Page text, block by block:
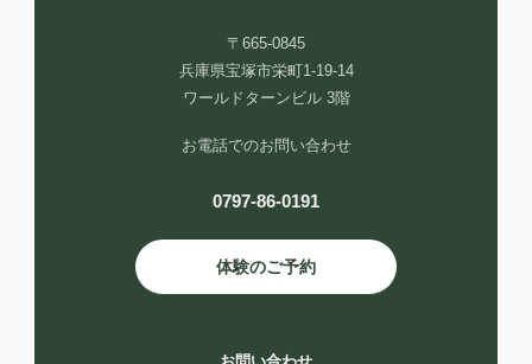
〒665-0845
兵庫県宝塚市栄町1-19-14
ワールドターンビル 3階
お電話でのお問い合わせ
0797-86-0191
体験のご予約